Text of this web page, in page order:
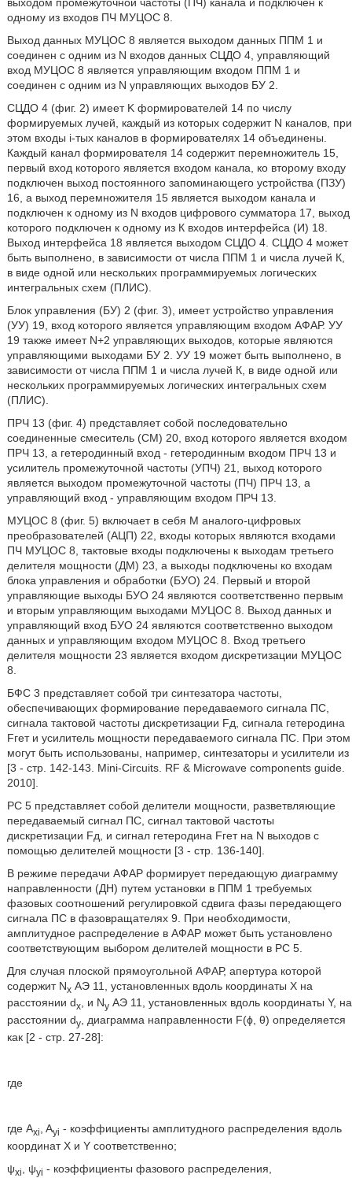
одному из входов ПЧ МУЦОС 8.
Выход данных МУЦОС 8 является выходом данных ППМ 1 и
соединен с одним из N входов данных СЦДО 4, управляющий
вход МУЦОС 8 является управляющим входом ППМ 1 и
соединен с одним из N управляющих выходов БУ 2.
СЦДО 4 (фиг. 2) имеет K формирователей 14 по числу
формируемых лучей, каждый из которых содержит N каналов, при
этом входы i-тых каналов в формирователях 14 объединены.
Каждый канал формирователя 14 содержит перемножитель 15,
первый вход которого является входом канала, ко второму входу
подключен выход постоянного запоминающего устройства (ПЗУ)
16, а выход перемножителя 15 является выходом канала и
подключен к одному из N входов цифрового сумматора 17, выход
которого подключен к одному из К входов интерфейса (И) 18.
Выход интерфейса 18 является выходом СЦДО 4. СЦДО 4 может
быть выполнено, в зависимости от числа ППМ 1 и числа лучей К,
в виде одной или нескольких программируемых логических
интегральных схем (ПЛИС).
Блок управления (БУ) 2 (фиг. 3), имеет устройство управления
(УУ) 19, вход которого является управляющим входом АФАР. УУ
19 также имеет N+2 управляющих выходов, которые являются
управляющими выходами БУ 2. УУ 19 может быть выполнено, в
зависимости от числа ППМ 1 и числа лучей К, в виде одной или
нескольких программируемых логических интегральных схем
(ПЛИС).
ПРЧ 13 (фиг. 4) представляет собой последовательно
соединенные смеситель (СМ) 20, вход которого является входом
ПРЧ 13, а гетеродинный вход - гетеродинным входом ПРЧ 13 и
усилитель промежуточной частоты (УПЧ) 21, выход которого
является выходом промежуточной частоты (ПЧ) ПРЧ 13, а
управляющий вход - управляющим входом ПРЧ 13.
МУЦОС 8 (фиг. 5) включает в себя М аналого-цифровых
преобразователей (АЦП) 22, входы которых являются входами
ПЧ МУЦОС 8, тактовые входы подключены к выходам третьего
делителя мощности (ДМ) 23, а выходы подключены ко входам
блока управления и обработки (БУО) 24. Первый и второй
управляющие выходы БУО 24 являются соответственно первым
и вторым управляющим выходами МУЦОС 8. Выход данных и
управляющий вход БУО 24 являются соответственно выходом
данных и управляющим входом МУЦОС 8. Вход третьего
делителя мощности 23 является входом дискретизации МУЦОС
8.
БФС 3 представляет собой три синтезатора частоты,
обеспечивающих формирование передаваемого сигнала ПС,
сигнала тактовой частоты дискретизации Fд, сигнала гетеродина
Fгет и усилитель мощности передаваемого сигнала ПС. При этом
могут быть использованы, например, синтезаторы и усилители из
[3 - стр. 142-143. Mini-Circuits. RF & Microwave components guide.
2010].
PC 5 представляет собой делители мощности, разветвляющие
передаваемый сигнал ПС, сигнал тактовой частоты
дискретизации Fд, и сигнал гетеродина Fгет на N выходов с
помощью делителей мощности [3 - стр. 136-140].
В режиме передачи АФАР формирует передающую диаграмму
направленности (ДН) путем установки в ППМ 1 требуемых
фазовых соотношений регулировкой сдвига фазы передающего
сигнала ПС в фазовращателях 9. При необходимости,
амплитудное распределение в АФАР может быть установлено
соответствующим выбором делителей мощности в PC 5.
Для случая плоской прямоугольной АФАР, апертура которой
содержит NxАЭ 11, установленных вдоль координаты X на
расстоянии dx, и NyАЭ 11, установленных вдоль координаты Y, на
расстоянии dy, диаграмма направленности F(ϕ, θ) определяется
как [2 - стр. 27-28]:
где
где Axi , Ayi - коэффициенты амплитудного распределения вдоль
координат X и Y соответственно;
ψxi , ψyi - коэффициенты фазового распределения,